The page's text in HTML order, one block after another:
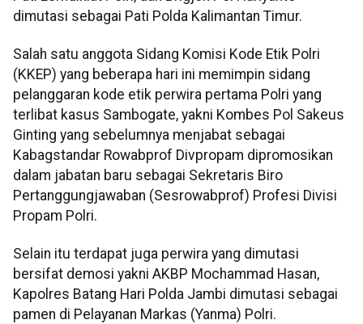
dimutasi sebagai Pati Polda Kalimantan Timur.
Salah satu anggota Sidang Komisi Kode Etik Polri
(KKEP) yang beberapa hari ini memimpin sidang
pelanggaran kode etik perwira pertama Polri yang
terlibat kasus Sambogate, yakni Kombes Pol Sakeus
Ginting yang sebelumnya menjabat sebagai
Kabagstandar Rowabprof Divpropam dipromosikan
dalam jabatan baru sebagai Sekretaris Biro
Pertanggungjawaban (Sesrowabprof) Profesi Divisi
Propam Polri.
Selain itu terdapat juga perwira yang dimutasi
bersifat demosi yakni AKBP Mochammad Hasan,
Kapolres Batang Hari Polda Jambi dimutasi sebagai
pamen di Pelayanan Markas (Yanma) Polri.